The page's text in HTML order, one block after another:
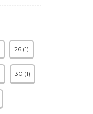
26 (1)
30 (1)